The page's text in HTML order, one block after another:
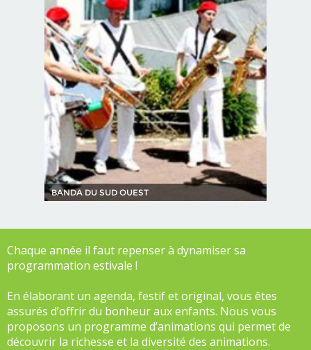
BANDA DU SUD OUEST
Chaque année il faut repenser à dynamiser sa
programmation estivale !
En élaborant un agenda, festif et original, vous êtes
assurés d’offrir du bonheur aux enfants. Nous vous
proposons un programme d’animations qui permet de
découvrir la richesse et la diversité des animations.